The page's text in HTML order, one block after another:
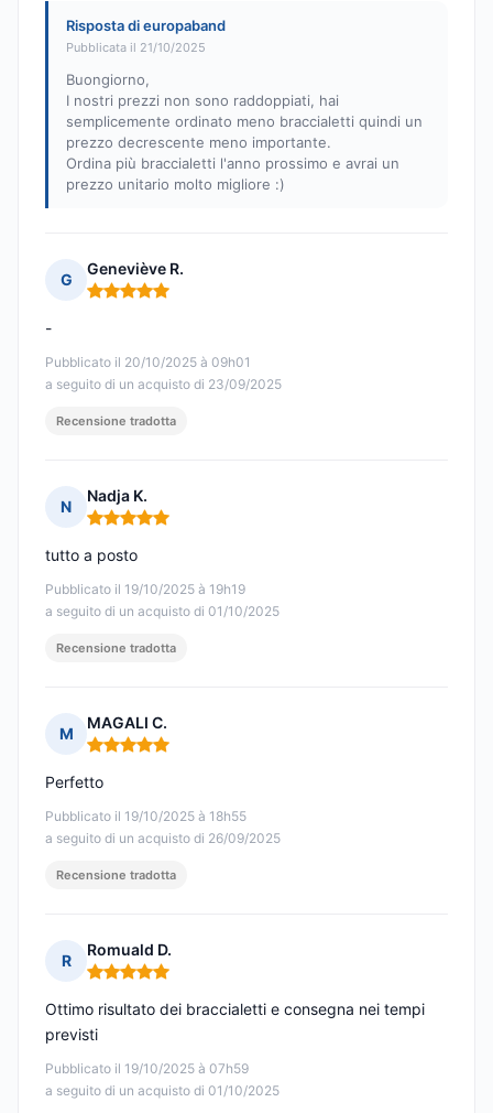
Risposta di europaband
Pubblicata il 21/10/2025
Buongiorno,
I nostri prezzi non sono raddoppiati, hai
semplicemente ordinato meno braccialetti quindi un
prezzo decrescente meno importante.
Ordina più braccialetti l'anno prossimo e avrai un
prezzo unitario molto migliore :)
G
Geneviève R.
Nota: 5 su 5
Pubblicato il 20/10/2025 à 09h01
a seguito di un acquisto di 23/09/2025
-
Recensione tradotta
N
Nadja K.
Nota: 5 su 5
Pubblicato il 19/10/2025 à 19h19
a seguito di un acquisto di 01/10/2025
tutto a posto
Recensione tradotta
M
MAGALI C.
Nota: 5 su 5
Pubblicato il 19/10/2025 à 18h55
a seguito di un acquisto di 26/09/2025
Perfetto
Recensione tradotta
R
Romuald D.
Nota: 5 su 5
Pubblicato il 19/10/2025 à 07h59
a seguito di un acquisto di 01/10/2025
Ottimo risultato dei braccialetti e consegna nei tempi
previsti